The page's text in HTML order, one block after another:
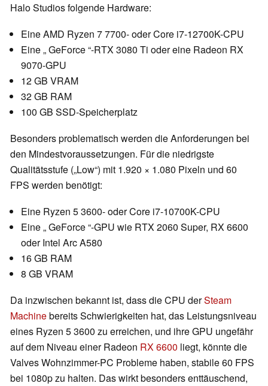
Halo Studios folgende Hardware:
Eine AMD Ryzen 7 7700- oder Core i7-12700K-CPU
Eine „ GeForce “-RTX 3080 Ti oder eine Radeon RX
9070-GPU
12 GB VRAM
32 GB RAM
100 GB SSD-Speicherplatz
Besonders problematisch werden die Anforderungen bei
den Mindestvoraussetzungen. Für die niedrigste
Qualitätsstufe („Low“) mit 1.920 × 1.080 Pixeln und 60
FPS werden benötigt:
Eine Ryzen 5 3600- oder Core i7-10700K-CPU
Eine „ GeForce “-GPU wie RTX 2060 Super, RX 6600
oder Intel Arc A580
16 GB RAM
8 GB VRAM
Da inzwischen bekannt ist, dass die CPU derSteam
Machinebereits Schwierigkeiten hat, das Leistungsniveau
eines Ryzen 5 3600 zu erreichen, und ihre GPU ungefähr
auf dem Niveau einer Radeon RX 6600 liegt, könnte die
Valves Wohnzimmer-PC Probleme haben, stabile 60 FPS
bei 1080p zu halten. Das wirkt besonders enttäuschend,